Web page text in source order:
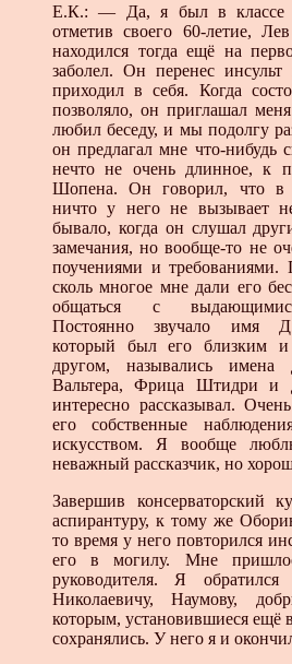
Е.К.: — Да, я был в классе
отметив своего 60-летие,
находился тогда ещё на
заболел. Он перенес
приходил в себя. Когда
позволяло, он приглашал
любил беседу, и мы подолгу
он предлагал мне что-нибудь
нечто не очень длинное, к
Шопена. Он говорил, что в
ничто у него не вызывает
бывало, когда он слушал
замечания, но вообще-то не
поучениями и требованиями.
сколь многое мне дали его
общаться с
Постоянно звучало имя
который был его близким
другом, назывались имена
Вальтера, Фрица Штидри и
интересно рассказывал.
его собственные
искусством. Я вообще
неважный рассказчик, но
Завершив консерваторский
аспирантуру, к тому же
то время у него повторился
его в могилу. Мне
руководителя. Я
Николаевичу, Наумову,
которым, установившиеся ещё
сохранялись. У него я и